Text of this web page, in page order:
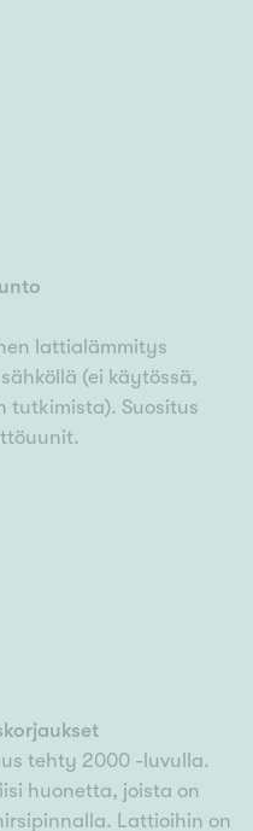
lattialämmitys
(ei käytössä,
tutkimista). Suositus
tehty 2000 -luvulla.
huonetta, joista on
Lattioihin on